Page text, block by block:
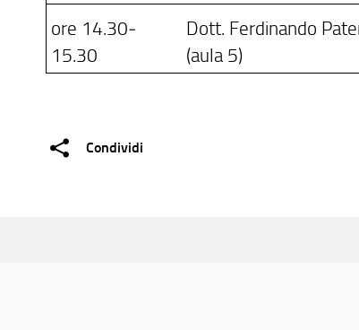
ore 14.30‐
15.30
Dott. Ferdinando
(aula 5)
Condividi